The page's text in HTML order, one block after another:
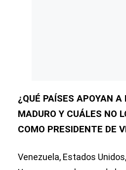
¿QUÉ PAÍSES APOYAN A
MADURO Y CUÁLES NO
COMO PRESIDENTE DE
Venezuela, Estados